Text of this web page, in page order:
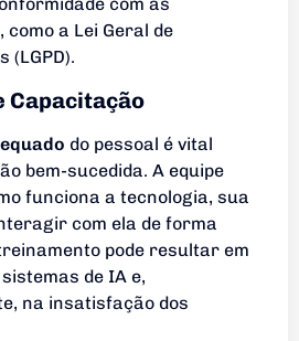
a Lei Geral de
(LGPD).
Capacitação
do pessoal é vital
bem-sucedida. A equipe
funciona a tecnologia, sua
com ela de forma
pode resultar em
de IA e,
na insatisfação dos